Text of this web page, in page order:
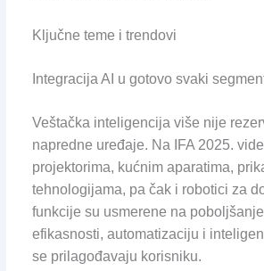
Ključne teme i trendovi
Integracija AI u gotovo svaki
Veštačka inteligencija više nije
napredne uređaje. Na IFA 2025.
projektorima, kućnim aparatima,
tehnologijama, pa čak i robotici za
funkcije su usmerene na
efikasnosti, automatizaciju i
se prilagođavaju korisniku.